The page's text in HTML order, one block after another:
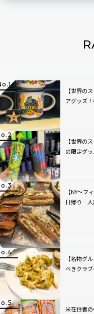
【世界の
アグッズ
【世界の
の限定グ
【NY〜
日帰り一
【名物グ
べきクラ
米在住者